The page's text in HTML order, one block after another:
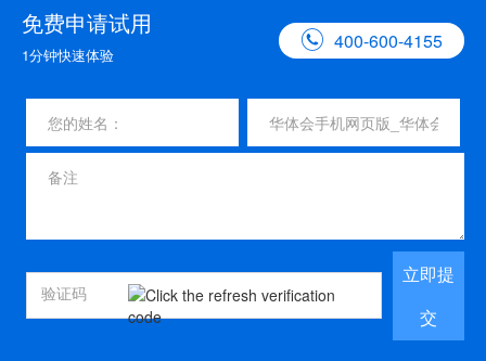
免费申请试用
1分钟快速体验
 400-600-4155
立即提
交